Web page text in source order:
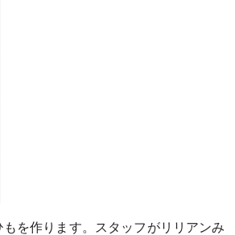
を作ります。スタッフがリリアンみ